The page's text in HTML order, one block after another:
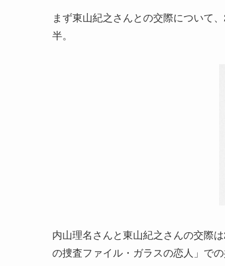
まず東山紀之さんとの交際について
半。
内山理名さんと東山紀之さんの交際
の捜査ファイル・ガラスの恋人」で